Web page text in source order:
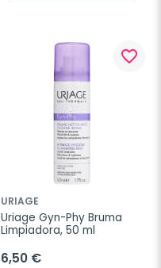
favorite_border
URIAGE
Uriage Gyn-Phy Bruma
Limpiadora, 50 ml
6,50 €